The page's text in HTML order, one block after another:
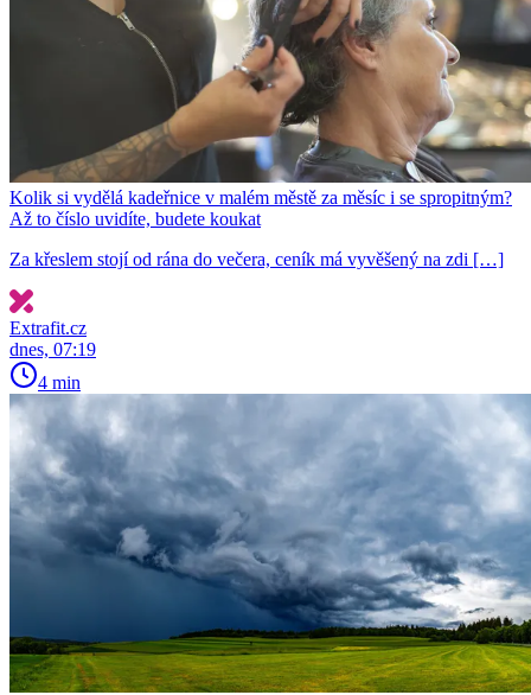
Kolik si vydělá kadeřnice v malém městě za měsíc i se spropitným?
Až to číslo uvidíte, budete koukat
Za křeslem stojí od rána do večera, ceník má vyvěšený na zdi […]
Extrafit.cz
dnes, 07:19
4 min